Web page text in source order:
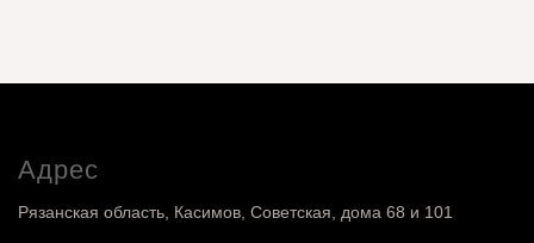
Адрес
Рязанская область, Касимов, Советская, дома 68 и 101